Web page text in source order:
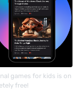
games for kids is on
free!